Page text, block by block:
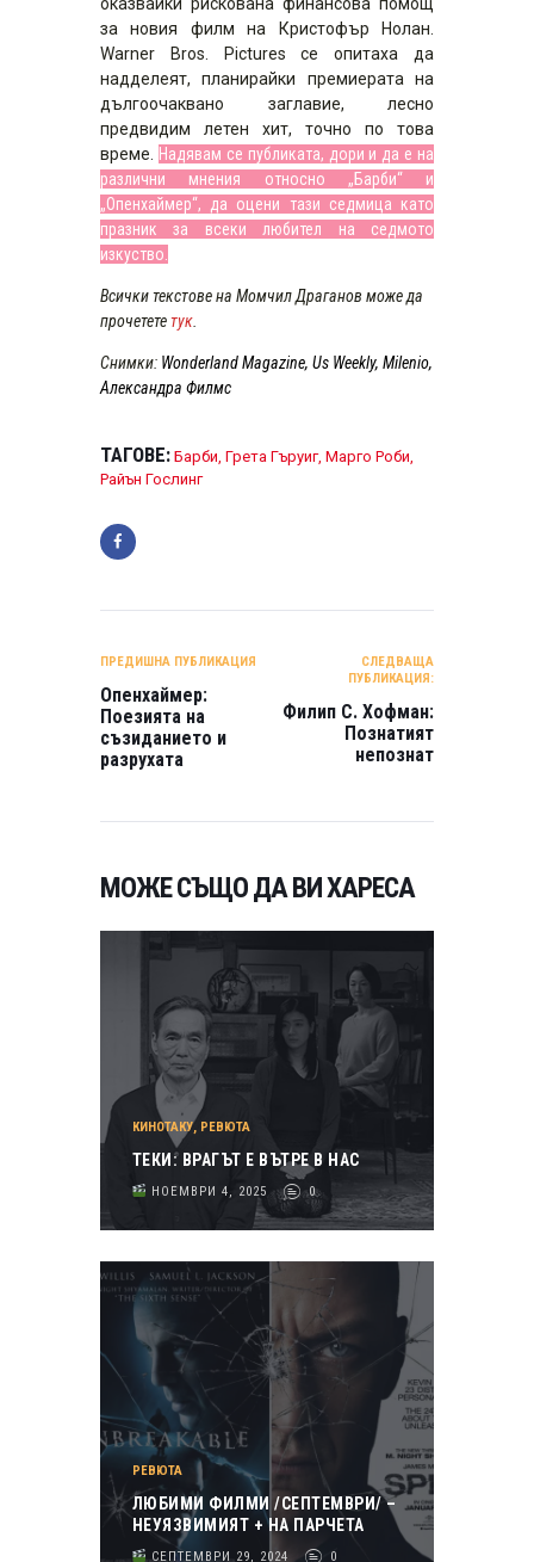
за новия филм на Кристофър Нолан.
Warner Bros. Pictures се опитаха да
надделеят, планирайки премиерата на
дългоочаквано заглавие, лесно
предвидим летен хит, точно по това
време.
Надявам се публиката, дори и да е на
различни мнения относно „Барби“ и
„Опенхаймер“, да оцени тази седмица като
празник за всеки любител на седмото
изкуство.
Всички текстове на Момчил Драганов може да
прочетететук
Снимки: Wonderland Magazine, Us Weekly, Milenio,
Александра Филмс
ТАГОВЕ: Барби, Грета Гъруиг, Марго Роби,
Райън Гослинг
ПРЕДИШНА ПУБЛИКАЦИЯ
Опенхаймер:
Поезията на
съзиданието и
разрухата
СЛЕДВАЩА
ПУБЛИКАЦИЯ:
Филип С. Хофман:
Познатият
непознат
МОЖЕ СЪЩО ДА ВИ ХАРЕСА
КИНОТАКУ, РЕВЮТА
ТЕКИ: ВРАГЪТ Е ВЪТРЕ В НАС
НОЕМВРИ 4, 2025 0
РЕВЮТА
ЛЮБИМИ ФИЛМИ /СЕПТЕМВРИ/ –
НЕУЯЗВИМИЯТ + НА ПАРЧЕТА
СЕПТЕМВРИ 29, 2024 0